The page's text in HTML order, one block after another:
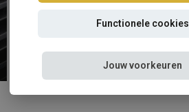
Functionele cookies
Jouw voorkeuren